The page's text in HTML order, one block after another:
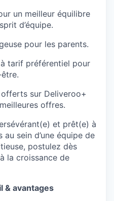
un meilleur équilibre
d’équipe.
pour les parents.
à tarif préférentiel pour
sur Deliveroo+
offres.
et prêt(e) à
sein d’une équipe de
postulez dès
la croissance de
& avantages